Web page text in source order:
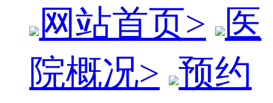
网站首页>
医
院概况> 预约